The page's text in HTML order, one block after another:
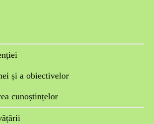
și a obiectivelor
cunoștințelor